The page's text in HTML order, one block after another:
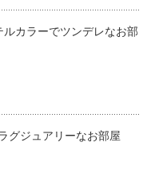
ルカラーでツンデレなお部
グジュアリーなお部屋